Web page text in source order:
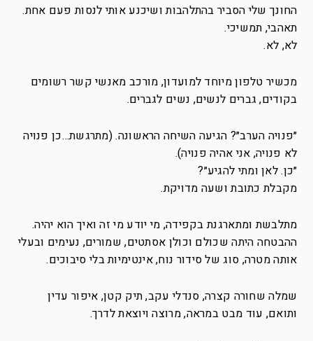
החונך שלי הסביר בהתלהבות ושיכנע אותי לנסות פעם אחת.
תאהבי, תמשיכי.
לא, לא.
מכשיר טלפון מיוחד למועדון, מורכב מאנשי קשר רשומים
בקודים, גברים לנשים, נשים לגברים.
״פנויה הערב״? הגיעה השיחה הראשונה. (מתרגשת…כן פנויה
לא פנויה, אני אהיה פנויה).
״כן. לאן ומתי להגיע״?
מקבלת כתובת ושעה מדויקת.
מתלבשת ומתארגנת בקפידה, מי יודע מי זה ואיך הוא יהיה.
ההבטחה היתה שכולם וכולן אסתטים, שמורים, נעימים ובעלי
אותה מטרה, סוג של סידור נוח, אינטימיות בלי סיבוכים.
שמלה שחורה קצרה, סנדלי עקב, תיק קטן, איפור עדין
ותואם, עוד מבט במראה, מרוצה ויוצאת לדרך.